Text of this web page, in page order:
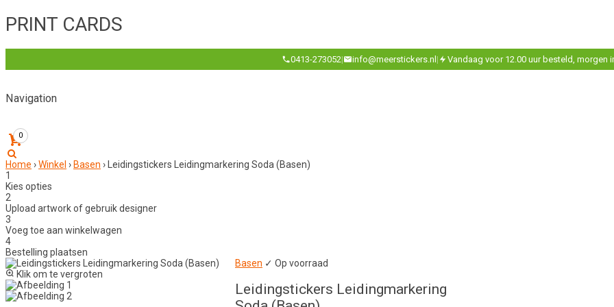
PRINT CARDS
0413-273052| info@meerstickers.nl| Vandaag voor 12.00 uur besteld, morgen
Navigation
0
Home ›Winkel › Basen › Leidingstickers Leidingmarkering Soda (Basen)
1
Kies opties
2
Upload artwork of gebruik designer
3
Voeg toe aan winkelwagen
4
Bestelling plaatsen
Klik om te vergroten
Basen ✓ Op voorraad
Leidingstickers Leidingmarkering